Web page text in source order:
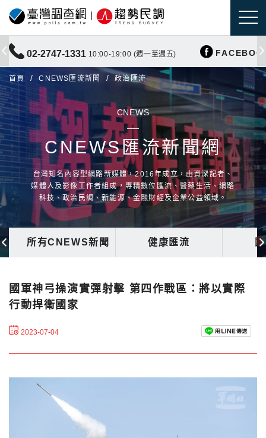
02-2747-1331 10:00-19:00 (週一至週五)
首頁 CNEWS匯流新聞 政治匯流
CNEWS
CNEWS匯流新聞網
台灣知名內容型網路新媒體，2016年成立，由資深記者、
媒體人及影像工作者組成，專精數位匯流、醫藥生活、網路
科技、政治民調、新能源、金融財經及企業公益領域。
所有CNEWS新聞 健康匯流
國軍神弓操演實彈射擊 第四作戰區：將以實際
行動捍衛國家
2023-07-04